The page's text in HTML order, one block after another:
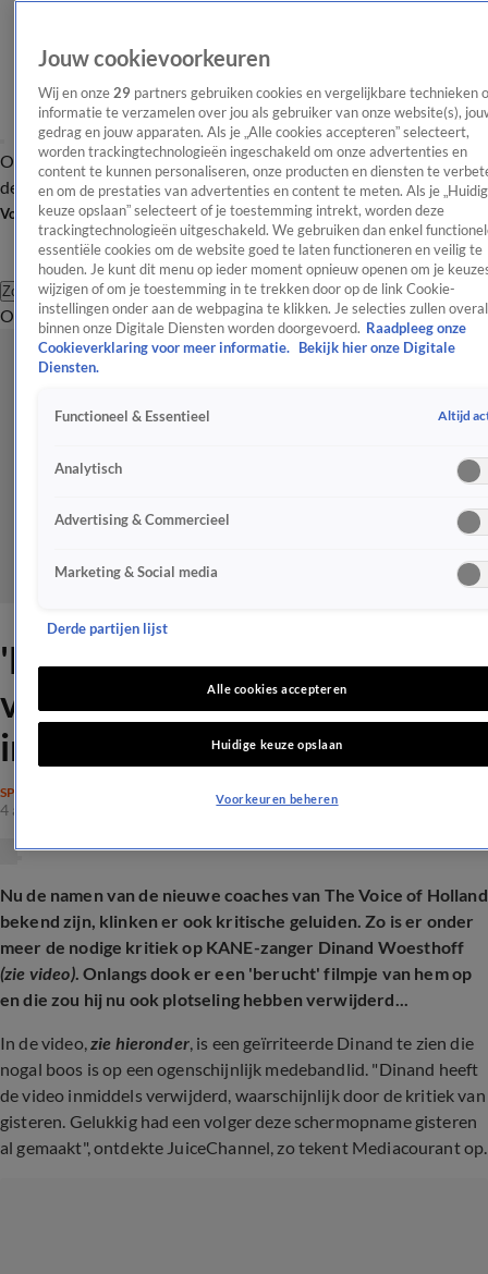
OverzichtAfleveringen Entertainment TV Algemeen
Tip
de redactieNieuwsbrief
Volg Shownieuws
Zoeken
OverzichtEntertainmentSpraakmakendRealityCrimeVideo's
'Nieuwe The Voice-coach
verwijdert berucht filmpje
ineens'
SPRAAKMAKEND
4 apr 2025, 13:33
Nu de namen van de nieuwe coaches van The Voice of Holland
bekend zijn, klinken er ook kritische geluiden. Zo is er onder
meer de nodige kritiek op KANE-zanger Dinand Woesthoff
(zie video). Onlangs dook er een 'berucht' filmpje van hem op
en die zou hij nu ook plotseling hebben verwijderd...
In de video,zie hieronder, is een geïrriteerde Dinand te zien die
nogal boos is op een ogenschijnlijk medebandlid. "Dinand heeft
de video inmiddels verwijderd, waarschijnlijk door de kritiek van
gisteren. Gelukkig had een volger deze schermopname gisteren
al gemaakt", ontdekte JuiceChannel, zo tekent Mediacourant op.
Jouw cookievoorkeuren
Wij en onze 29 partners gebruiken cookies en vergelijkbare technieken
informatie te verzamelen over jou als gebruiker van onze website(s),
gedrag en jouw apparaten. Als je „Alle cookies accepteren” selecteert,
worden trackingtechnologieën ingeschakeld om onze advertenties en
content te kunnen personaliseren, onze producten en diensten te
en om de prestaties van advertenties en content te meten. Als je
keuze opslaan” selecteert of je toestemming intrekt, worden deze
trackingtechnologieën uitgeschakeld. We gebruiken dan enkel
essentiële cookies om de website goed te laten functioneren en veilig te
houden. Je kunt dit menu op ieder moment opnieuw openen om je
wijzigen of om je toestemming in te trekken door op de link Cookie-
instellingen onder aan de webpagina te klikken. Je selecties zullen overal
binnen onze Digitale Diensten worden doorgevoerd. Raadpleeg onze
Cookieverklaring voor meer informatie.
Bekijk hier onze Digitale
Diensten.
Functioneel & Essentieel Altijd
Analytisch
Advertising & Commercieel
Marketing & Social media
Derde partijen lijst
Alle cookies accepteren
Huidige keuze opslaan
Voorkeuren beheren